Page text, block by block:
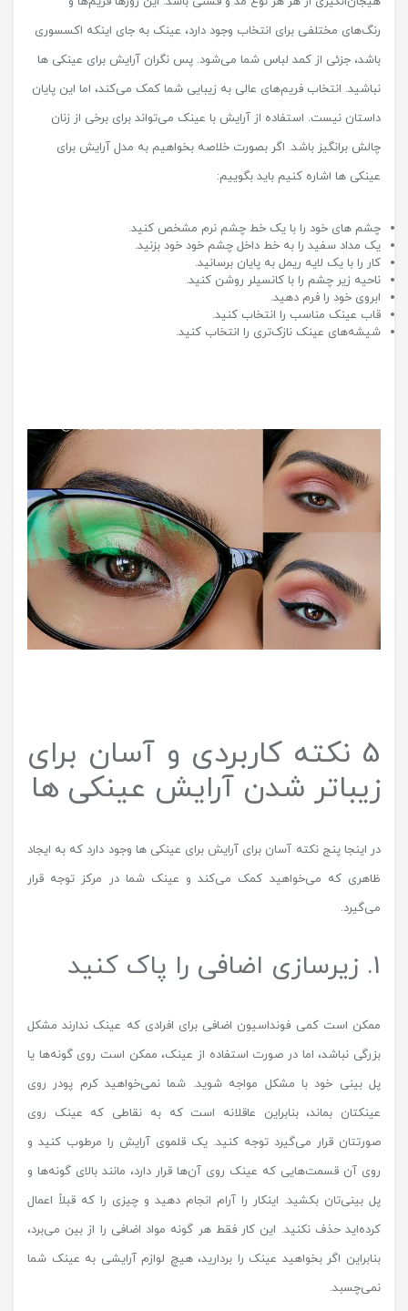
رنگ‌های مختلفی برای انتخاب وجود دارد، عینک به جای اینکه اکسسوری
باشد، جزئی از کمد لباس شما می‌شود. پس نگران آرایش برای عینکی ها
نباشید. انتخاب فریم‌های عالی به زیبایی شما کمک می‌کند، اما این پایان
داستان نیست. استفاده از آرایش با عینک می‌تواند برای برخی از زنان
چالش برانگیز باشد. اگر بصورت خلاصه بخواهیم به مدل آرایش برای
عینکی ها اشاره کنیم باید بگوییم:
چشم های خود را با یک خط چشم نرم مشخص کنید.
یک مداد سفید را به خط داخل چشم خود خود بزنید.
کار را با یک لایه ریمل به پایان برسانید.
ناحیه زیر چشم را با کانسیلر روشن کنید.
ابروی خود را فرم دهید.
قاب عینک مناسب را انتخاب کنید.
شیشه‌های عینک نازک‌تری را انتخاب کنید.
5 نکته کاربردی و آسان برای
زیباتر شدن آرایش عینکی ها
در اینجا پنج نکته آسان برای آرایش برای عینکی ها وجود دارد که به ایجاد
ظاهری که می‌خواهید کمک می‌کند و عینک شما در مرکز توجه قرار
می‌گیرد.
1. زیرسازی اضافی را پاک کنید
ممکن است کمی فونداسیون اضافی برای افرادی که عینک ندارند مشکل
بزرگی نباشد، اما در صورت استفاده از عینک، ممکن است روی گونه‌ها یا
پل بینی خود با مشکل مواجه شوید. شما نمی‌خواهید کرم پودر روی
عینکتان بماند، بنابراین عاقلانه است که به نقاطی که عینک روی
صورتتان قرار می‌گیرد توجه کنید. یک قلموی آرایش را مرطوب کنید و
روی آن قسمت‌هایی که عینک روی آن‌ها قرار دارد، مانند بالای گونه‌ها و
پل بینی‌تان بکشید. اینکار را آرام انجام دهید و چیزی را که قبلاً اعمال
کرده‌اید حذف نکنید. این کار فقط هر گونه مواد اضافی را از بین می‌برد،
بنابراین اگر بخواهید عینک را بردارید، هیچ لوازم آرایشی به عینک شما
نمی‌چسبد.